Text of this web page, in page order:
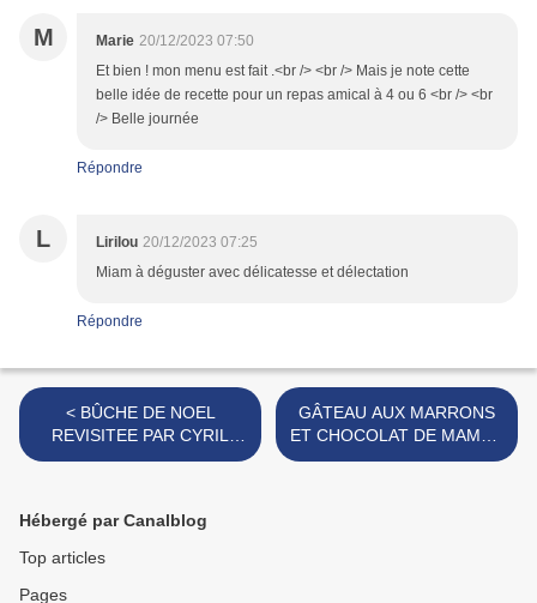
M Marie 20/12/2023 07:50
Et bien ! mon menu est fait .<br /> <br /> Mais je note cette
belle idée de recette pour un repas amical à 4 ou 6 <br /> <br
/> Belle journée
Répondre
L Lirilou 20/12/2023 07:25
Miam à déguster avec délicatesse et délectation
Répondre
< BÛCHE DE NOEL
REVISITEE PAR CYRIL
LIGNAC
GÂTEAU AUX MARRONS
ET CHOCOLAT DE MAMAN
JACQUELINE >
Hébergé par Canalblog
Top articles
Pages